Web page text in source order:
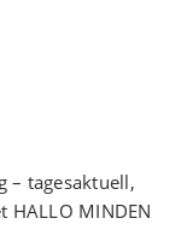
– tagesaktuell,
MINDEN